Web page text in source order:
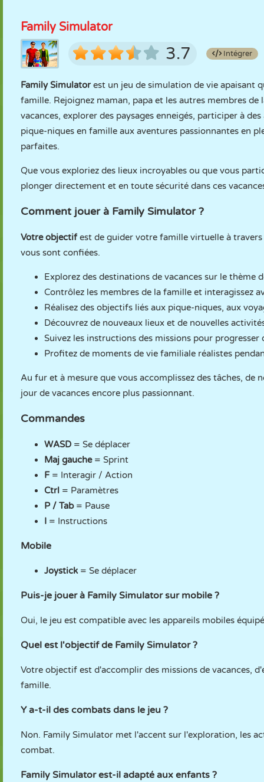
Family Simulator
3.7 Intégrer
Family Simulatorest un jeu de simulation de vie apaisant
famille. Rejoignez maman, papa et les autres membres
vacances, explorer des paysages enneigés, participer à
pique-niques en famille aux aventures passionnantes en
parfaites.
Que vous exploriez des lieux incroyables ou que vous
plonger directement et en toute sécurité dans ces
Comment jouer à Family Simulator ?
Votre objectifest de guider votre famille virtuelle à travers
vous sont confiées.
Explorez des destinations de vacances sur le thème
Contrôlez les membres de la famille et interagissez
Réalisez des objectifs liés aux pique-niques, aux
Découvrez de nouveaux lieux et de nouvelles
Suivez les instructions des missions pour progresser
Profitez de moments de vie familiale réalistes
Au fur et à mesure que vous accomplissez des tâches,
jour de vacances encore plus passionnant.
Commandes
WASD = Se déplacer
Maj gauche= Sprint
F= Interagir / Action
Ctrl = Paramètres
P / Tab= Pause
I = Instructions
Mobile
Joystick= Se déplacer
Puis-je jouer à Family Simulator sur mobile ?
Oui, le jeu est compatible avec les appareils mobiles
Quel est l'objectif de Family Simulator ?
Votre objectif est d'accomplir des missions de vacances,
famille.
Y a-t-il des combats dans le jeu ?
Non. Family Simulator met l'accent sur l'exploration, les
combat.
Family Simulator est-il adapté aux enfants ?